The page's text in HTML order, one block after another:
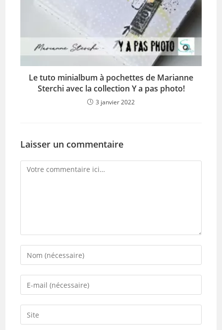
Le tuto minialbum à pochettes de Marianne
Sterchi avec la collection Y a pas photo!
3 janvier 2022
Laisser un commentaire
Comment
Enter
your
name
comment
Enter
your
email
address
Saisir
l’URL